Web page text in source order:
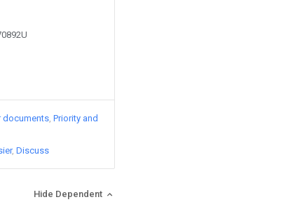
documents Priority and
Discuss
Hide Dependent